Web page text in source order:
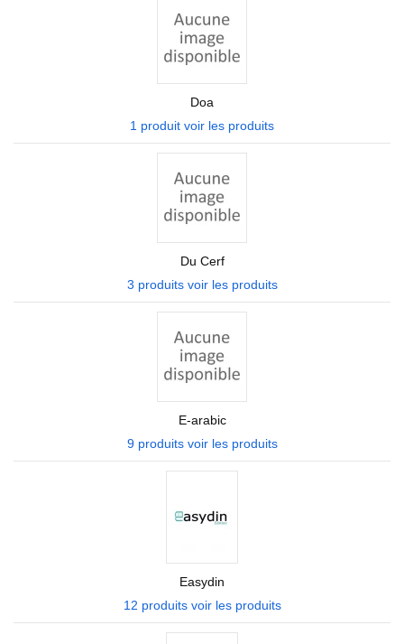
Doa
1 produit voir les produits
Du Cerf
3 produits voir les produits
E-arabic
9 produits voir les produits
Easydin
12 produits voir les produits